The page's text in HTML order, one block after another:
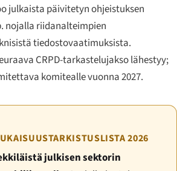
julkaista päivitetyn ohjeistuksen
nojalla riidanalteimpien
tiedostovaatimuksista.
CRPD-tarkastelujakso lähestyy;
komitealle vuonna 2027.
2026
julkisen sektorin